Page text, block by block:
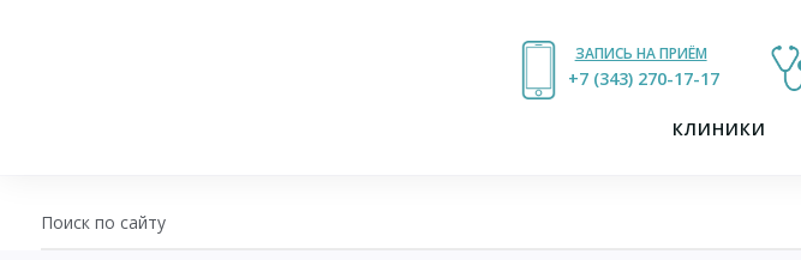
ЗАПИСЬ НА ПРИЁМ
+7 (343) 270-17-21
+7 (343) 270-17-17
КЛИНИКИ